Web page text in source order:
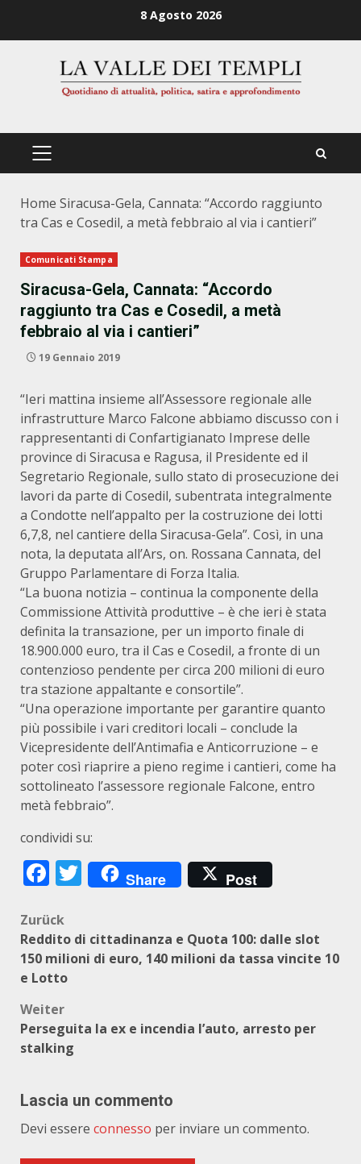
8 Agosto 2026
PRIMÄRES
Home Siracusa-Gela, Cannata: “Accordo raggiunto
tra Cas e Cosedil, a metà febbraio al via i cantieri”
Comunicati Stampa
Siracusa-Gela, Cannata: “Accordo
raggiunto tra Cas e Cosedil, a metà
febbraio al via i cantieri”
19 Gennaio 2019
“Ieri mattina insieme all’Assessore regionale alle
infrastrutture Marco Falcone abbiamo discusso con i
rappresentanti di Confartigianato Imprese delle
province di Siracusa e Ragusa, il Presidente ed il
Segretario Regionale, sullo stato di prosecuzione dei
lavori da parte di Cosedil, subentrata integralmente
a Condotte nell’appalto per la costruzione dei lotti
6,7,8, nel cantiere della Siracusa-Gela”. Così, in una
nota, la deputata all’Ars, on. Rossana Cannata, del
Gruppo Parlamentare di Forza Italia.
“La buona notizia – continua la componente della
Commissione Attività produttive – è che ieri è stata
definita la transazione, per un importo finale di
18.900.000 euro, tra il Cas e Cosedil, a fronte di un
contenzioso pendente per circa 200 milioni di euro
tra stazione appaltante e consortile”.
“Una operazione importante per garantire quanto
più possibile i vari creditori locali – conclude la
Vicepresidente dell’Antimafia e Anticorruzione – e
poter così riaprire a pieno regime i cantieri, come ha
sottolineato l’assessore regionale Falcone, entro
metà febbraio”.
condividi su:
Facebook
Twitter
Share Post
Beitragsnavigation
Zurück
Reddito di cittadinanza e Quota 100: dalle slot
150 milioni di euro, 140 milioni da tassa vincite 10
e Lotto
Weiter
Perseguita la ex e incendia l’auto, arresto per
stalking
Lascia un commento
Devi essere connesso per inviare un commento.